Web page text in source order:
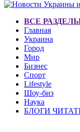
ВСЕ
Главная
Украина
Город
Мир
Бизнес
Спорт
Lifestyle
Шоу-биз
Наука
БЛОГИ